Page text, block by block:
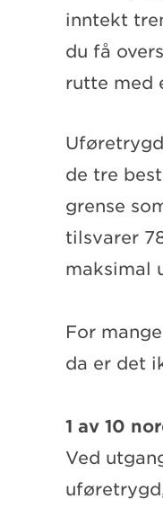
inntekt
du få
rutte med
de tre
grense
tilsvarer
maksimal
For
da er det
1 av 10
Ved